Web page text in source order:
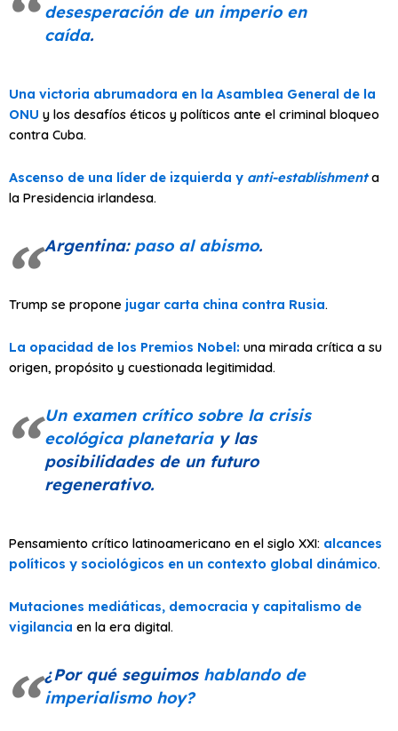
desesperación de un imperio en
caída.
Una victoria abrumadora en la Asamblea General de la
ONU y los desafíos éticos y políticos ante el criminal bloqueo
contra Cuba.
Ascenso de una líder de izquierda y anti-establishmenta
la Presidencia irlandesa.
Argentina: paso al abismo.
Trump se propone jugar carta china contra Rusia.
La opacidad de los Premios Nobel: una mirada crítica a su
origen, propósito y cuestionada legitimidad.
Un examen crítico sobre la crisis
ecológica planetariay las
posibilidades de un futuro
regenerativo.
Pensamiento crítico latinoamericano en el siglo XXI: alcances
políticos y sociológicos en un contexto global dinámico.
Mutaciones mediáticas, democracia y capitalismo de
vigilancia en la era digital.
¿Por qué seguimos hablando de
imperialismo hoy?